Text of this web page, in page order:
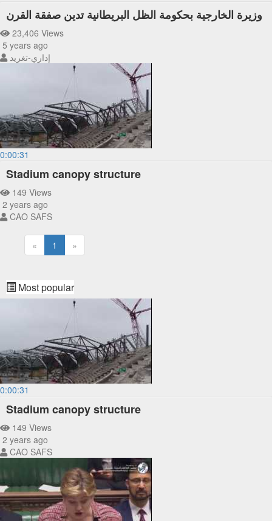
وزيرة الخارجية بحكومة الظل البريطانية تدين صفقة القرن
23,406 Views
5 years ago
إداري-تغريد
0:00:31
Stadium canopy structure
149 Views
2 years ago
CAO SAFS
« 1 »
Most popular
0:00:31
Stadium canopy structure
149 Views
2 years ago
CAO SAFS